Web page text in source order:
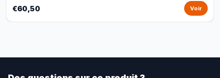
€60,50 Voir